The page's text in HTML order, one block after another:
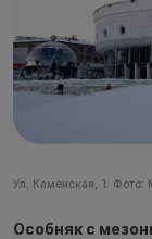
Ул. Каменская, 1. Фото:
Особняк с